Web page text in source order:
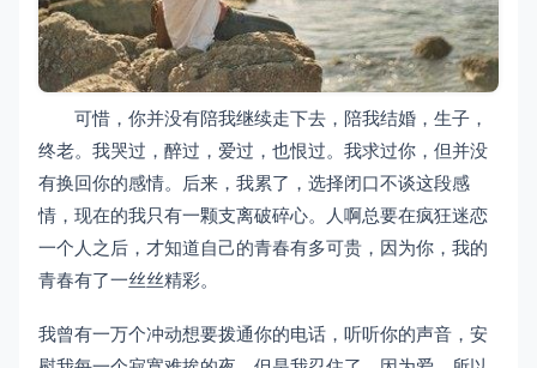
可惜，你并没有陪我继续走下去，陪我结婚，生子，
终老。我哭过，醉过，爱过，也恨过。我求过你，但并没
有换回你的感情。后来，我累了，选择闭口不谈这段感
情，现在的我只有一颗支离破碎心。人啊总要在疯狂迷恋
一个人之后，才知道自己的青春有多可贵，因为你，我的
青春有了一丝丝精彩。
我曾有一万个冲动想要拨通你的电话，听听你的声音，安